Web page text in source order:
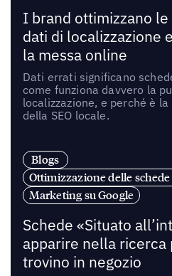
I brand ottimizzano
dati di localizzazione
la messa online
Dati errati significano
come funziona davvero la
localizzazione, e perché è
della SEO locale.
Blogs
Ottimizzazione delle
Marketing su Google
Schede «Situato
apparire nella
trovino in negozio